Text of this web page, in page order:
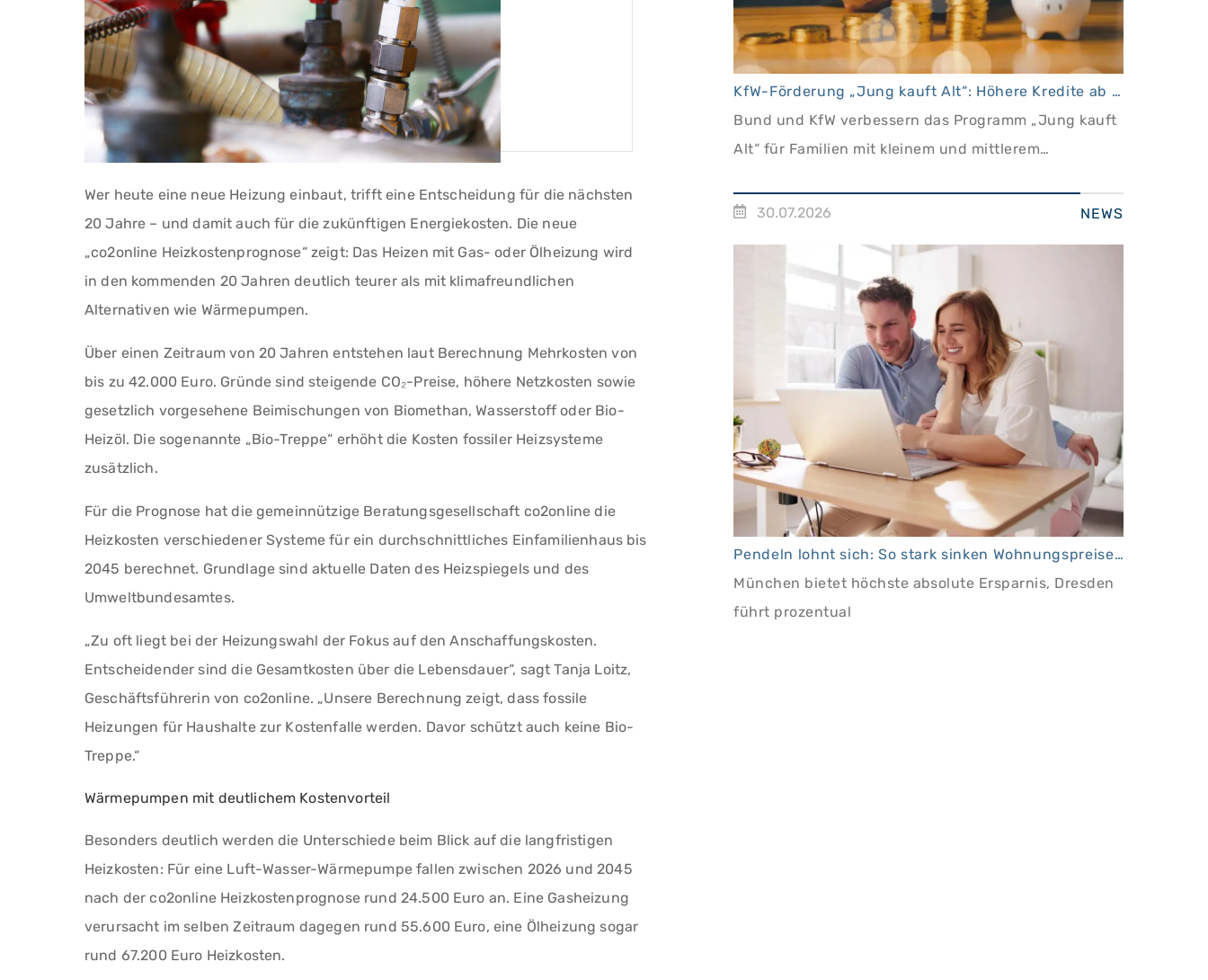
Wer heute eine neue Heizung einbaut, trifft eine Entscheidung für die nächsten
20 Jahre – und damit auch für die zukünftigen Energiekosten. Die neue
„co2online Heizkostenprognose“ zeigt: Das Heizen mit Gas- oder Ölheizung wird
in den kommenden 20 Jahren deutlich teurer als mit klimafreundlichen
Alternativen wie Wärmepumpen.
Über einen Zeitraum von 20 Jahren entstehen laut Berechnung Mehrkosten von
bis zu 42.000 Euro. Gründe sind steigende CO₂-Preise, höhere Netzkosten sowie
gesetzlich vorgesehene Beimischungen von Biomethan, Wasserstoff oder Bio-
Heizöl. Die sogenannte „Bio-Treppe“ erhöht die Kosten fossiler Heizsysteme
zusätzlich.
Für die Prognose hat die gemeinnützige Beratungsgesellschaft co2online die
Heizkosten verschiedener Systeme für ein durchschnittliches Einfamilienhaus bis
2045 berechnet. Grundlage sind aktuelle Daten des Heizspiegels und des
Umweltbundesamtes.
„Zu oft liegt bei der Heizungswahl der Fokus auf den Anschaffungskosten.
Entscheidender sind die Gesamtkosten über die Lebensdauer“, sagt Tanja Loitz,
Geschäftsführerin von co2online. „Unsere Berechnung zeigt, dass fossile
Heizungen für Haushalte zur Kostenfalle werden. Davor schützt auch keine Bio-
Treppe.“
Wärmepumpen mit deutlichem Kostenvorteil
Besonders deutlich werden die Unterschiede beim Blick auf die langfristigen
Heizkosten: Für eine Luft-Wasser-Wärmepumpe fallen zwischen 2026 und 2045
nach der co2online Heizkostenprognose rund 24.500 Euro an. Eine Gasheizung
verursacht im selben Zeitraum dagegen rund 55.600 Euro, eine Ölheizung sogar
rund 67.200 Euro Heizkosten.
KfW-Förderung „Jung kauft Alt“: Höhere Kredite ab August 2026
Bund und KfW verbessern das Programm „Jung kauft
Alt“ für Familien mit kleinem und mittlerem
30.07.2026 NEWS
Pendeln lohnt sich: So stark sinken Wohnungspreise im Umland
München bietet höchste absolute Ersparnis, Dresden
führt prozentual